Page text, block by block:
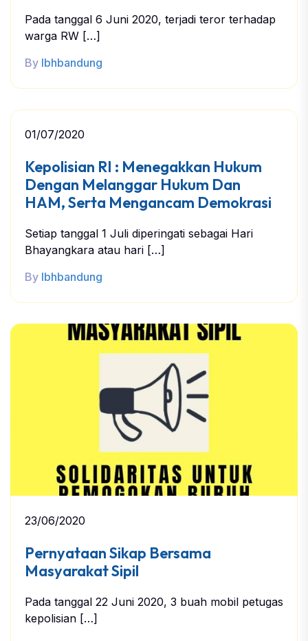
Pada tanggal 6 Juni 2020, terjadi teror terhadap
warga RW […]
By lbhbandung
01/07/2020
Kepolisian RI : Menegakkan Hukum
Dengan Melanggar Hukum Dan
HAM, Serta Mengancam Demokrasi
Setiap tanggal 1 Juli diperingati sebagai Hari
Bhayangkara atau hari […]
By lbhbandung
23/06/2020
Pernyataan Sikap Bersama
Masyarakat Sipil
Pada tanggal 22 Juni 2020, 3 buah mobil petugas
kepolisian […]